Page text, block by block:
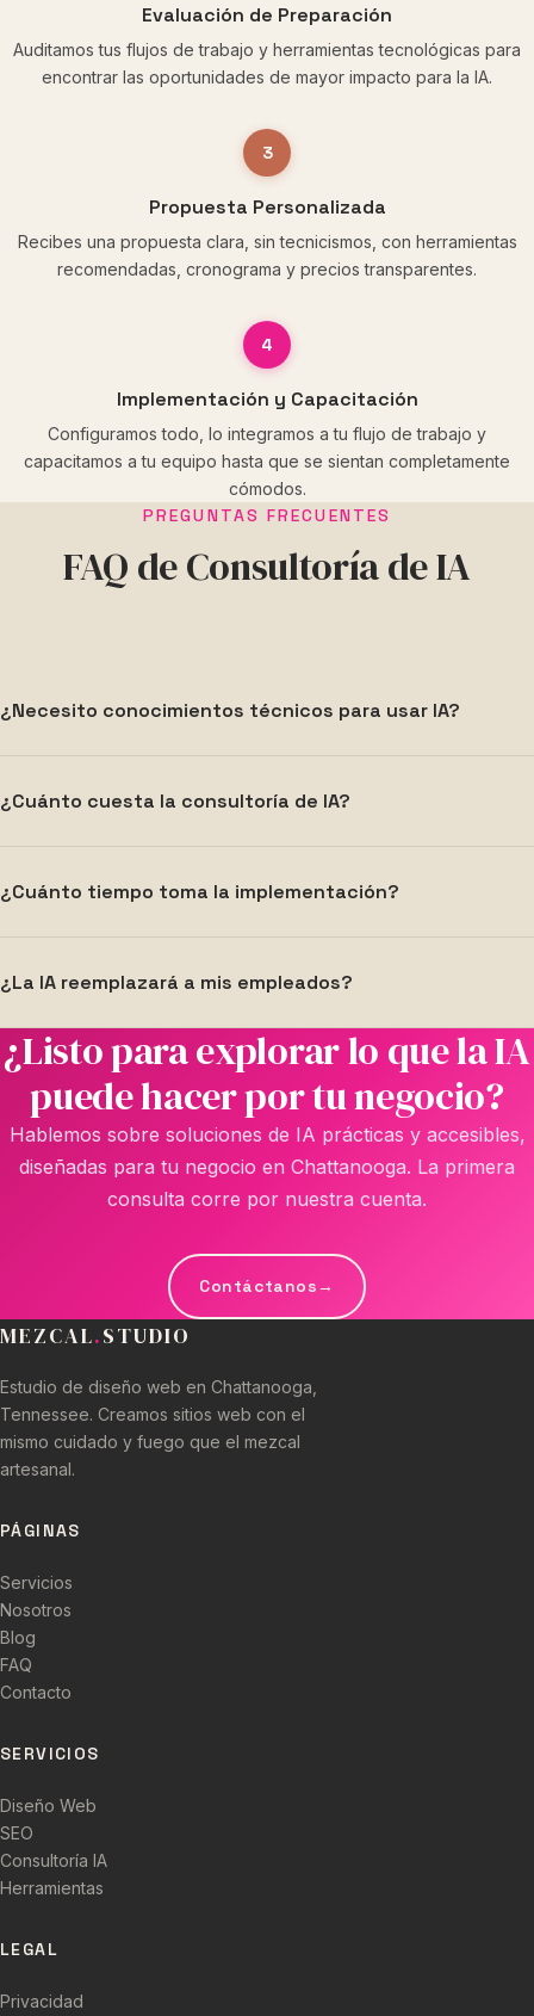
Evaluación de Preparación
Auditamos tus flujos de trabajo y herramientas tecnológicas para
encontrar las oportunidades de mayor impacto para la IA.
3
Propuesta Personalizada
Recibes una propuesta clara, sin tecnicismos, con herramientas
recomendadas, cronograma y precios transparentes.
4
Implementación y Capacitación
Configuramos todo, lo integramos a tu flujo de trabajo y
capacitamos a tu equipo hasta que se sientan completamente
cómodos.
PREGUNTAS FRECUENTES
FAQ de Consultoría de IA
¿Necesito conocimientos técnicos para usar IA?
configuración técnica, ajustes e integración. Nuestro
conocimientos técnicos.
¿Cuánto cuesta la consultoría de IA?
cotizaciones personalizadas según tus necesidades,
propuesta transparente antes de comenzar cualquier
trabajo.
¿Cuánto tiempo toma la implementación?
semanas desde el inicio hasta el lanzamiento, dependiendo
estar funcionando en solo unos días, mientras que las
integraciones personalizadas pueden tomar un poco más.
¿La IA reemplazará a mis empleados?
No — y ese no es nuestro objetivo. La IA está aquí para
empoderar a tu equipo, no para reemplazarlo. Al
automatizar tareas repetitivas que consumen mucho
tiempo, tus empleados pueden enfocarse en el trabajo
significativo, creativo y de relaciones que realmente hace
crecer tu negocio.
¿Listo para explorar lo que la IA
puede hacer por tu negocio?
Hablemos sobre soluciones de IA prácticas y accesibles,
diseñadas para tu negocio en Chattanooga. La primera
consulta corre por nuestra cuenta.
Contáctanos→
MEZCAL.STUDIO
Estudio de diseño web en Chattanooga,
Tennessee. Creamos sitios web con el
mismo cuidado y fuego que el mezcal
artesanal.
PÁGINAS
Servicios
Nosotros
Blog
FAQ
Contacto
SERVICIOS
Diseño Web
SEO
Consultoría IA
Herramientas
LEGAL
Privacidad